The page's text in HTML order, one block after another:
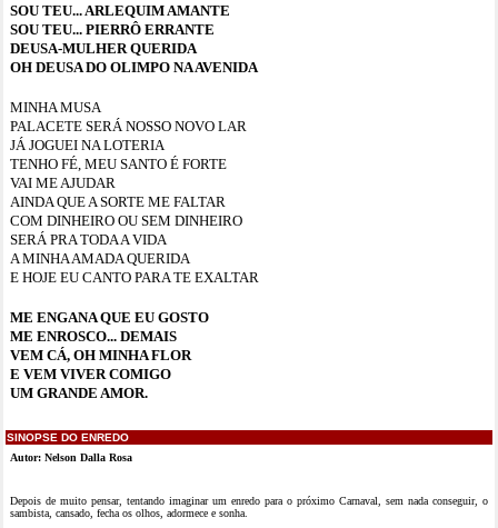
SOU TEU... ARLEQUIM AMANTE
SOU TEU... PIERRÔ ERRANTE
DEUSA-MULHER QUERIDA
OH DEUSA DO OLIMPO NA AVENIDA
MINHA MUSA
PALACETE SERÁ NOSSO NOVO LAR
JÁ JOGUEI NA LOTERIA
TENHO FÉ, MEU SANTO É FORTE
VAI ME AJUDAR
AINDA QUE A SORTE ME FALTAR
COM DINHEIRO OU SEM DINHEIRO
SERÁ PRA TODA A VIDA
A MINHA AMADA QUERIDA
E HOJE EU CANTO PARA TE EXALTAR
ME ENGANA QUE EU GOSTO
ME ENROSCO... DEMAIS
VEM CÁ, OH MINHA FLOR
E VEM VIVER COMIGO
UM GRANDE AMOR.
SINOPSE DO ENREDO
Autor: Nelson Dalla Rosa
Depois de muito pensar, tentando imaginar um enredo para o próximo Carnaval, sem nada conseguir, o
sambista, cansado, fecha os olhos, adormece e sonha.